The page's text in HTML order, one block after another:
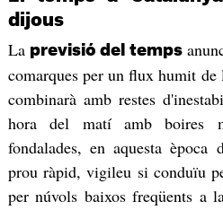
dijous
La previsió del temps
comarques per un flux humit
combinarà amb restes
hora del matí amb boires
fondalades, en aquesta època
prou ràpid, vigileu si conduïu
per núvols baixos freqüents a